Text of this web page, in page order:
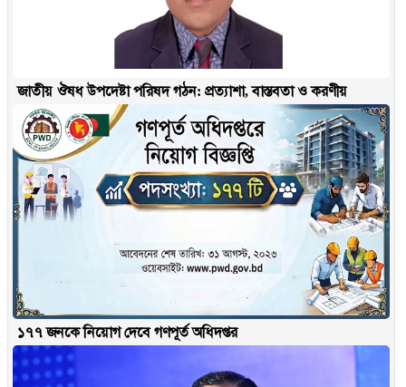
জাতীয় ঔষধ উপদেষ্টা পরিষদ গঠন: প্রত্যাশা, বাস্তবতা ও করণীয়
১৭৭ জনকে নিয়োগ দেবে গণপূর্ত অধিদপ্তর